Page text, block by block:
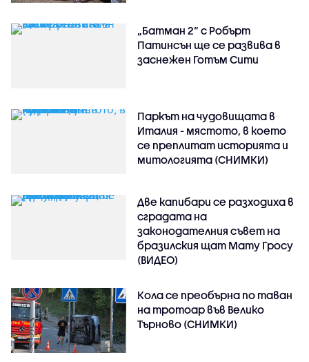
„Батман 2“ с Робърт
Патинсън ще се развива в
заснежен Готъм Сити
Паркът на чудовищата в
Италия - мястото, в което
се преплитат историята и
митологията (СНИМКИ)
Две капибари се разходиха в
сградата на
законодателния съвет на
бразилския щат Мату Гросу
(ВИДЕО)
Кола се преобърна по таван
на тротоар във Велико
Търново (СНИМКИ)